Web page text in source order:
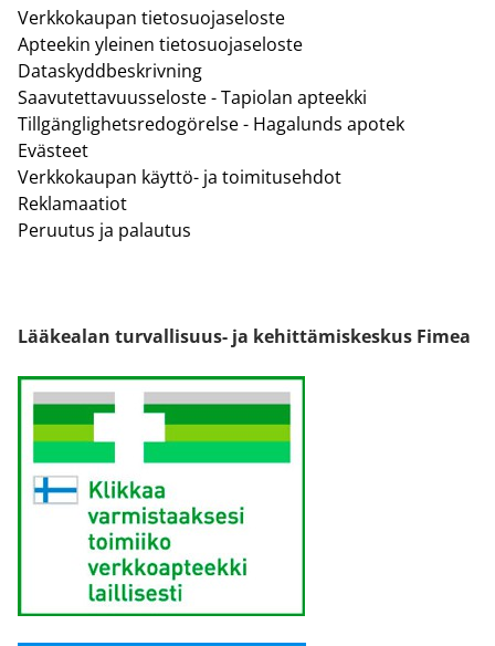
Verkkokaupan tietosuojaseloste
Apteekin yleinen tietosuojaseloste
Dataskyddbeskrivning
Saavutettavuusseloste - Tapiolan apteekki
Tillgänglighetsredogörelse - Hagalunds apotek
Evästeet
Verkkokaupan käyttö- ja toimitusehdot
Reklamaatiot
Peruutus ja palautus
Lääkealan turvallisuus- ja kehittämiskeskus Fimea